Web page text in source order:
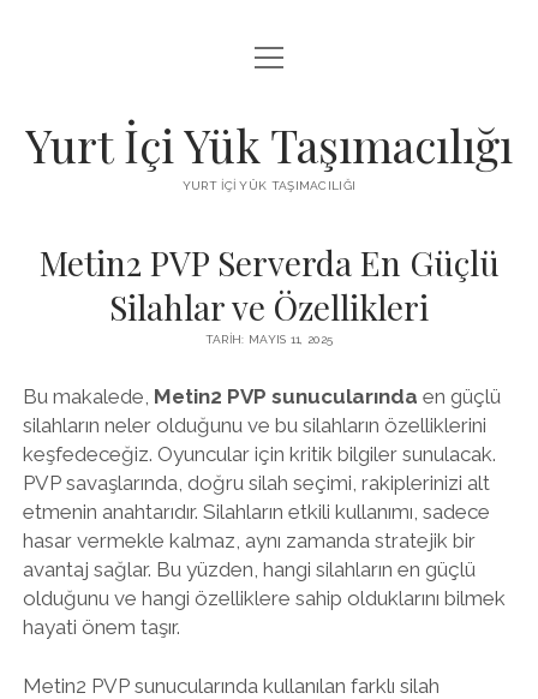
BEDAVA FACEBOOK BEĞENI KAZANMA
FACEBOOK SAYFA BEĞENDIRME HILESI İNDIR
menüyü
aç
Yurt İçi Yük Taşımacılığı
YURT İÇI YÜK TAŞIMACILIĞI
Metin2 PVP Serverda En Güçlü
Silahlar ve Özellikleri
TARIH: MAYIS 11, 2025
Bu makalede, Metin2 PVP sunucularında en güçlü
silahların neler olduğunu ve bu silahların özelliklerini
keşfedeceğiz. Oyuncular için kritik bilgiler sunulacak.
PVP savaşlarında, doğru silah seçimi, rakiplerinizi alt
etmenin anahtarıdır. Silahların etkili kullanımı, sadece
hasar vermekle kalmaz, aynı zamanda stratejik bir
avantaj sağlar. Bu yüzden, hangi silahların en güçlü
olduğunu ve hangi özelliklere sahip olduklarını bilmek
hayati önem taşır.
Metin2 PVP sunucularında kullanılan farklı silah